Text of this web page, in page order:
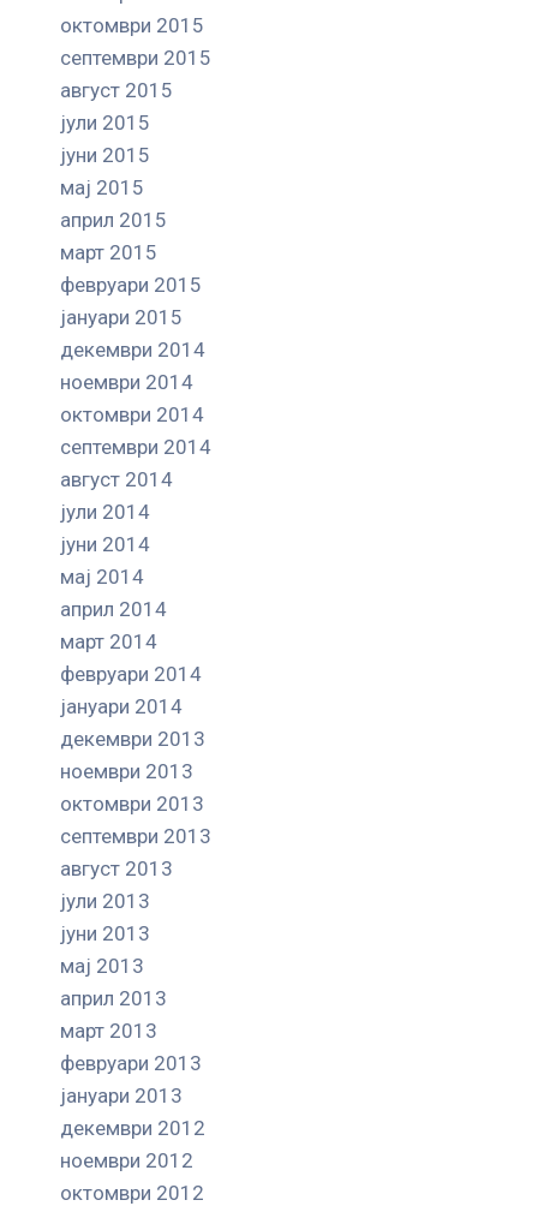
октомври 2015
септември 2015
август 2015
јули 2015
јуни 2015
мај 2015
април 2015
март 2015
февруари 2015
јануари 2015
декември 2014
ноември 2014
октомври 2014
септември 2014
август 2014
јули 2014
јуни 2014
мај 2014
април 2014
март 2014
февруари 2014
јануари 2014
декември 2013
ноември 2013
октомври 2013
септември 2013
август 2013
јули 2013
јуни 2013
мај 2013
април 2013
март 2013
февруари 2013
јануари 2013
декември 2012
ноември 2012
октомври 2012